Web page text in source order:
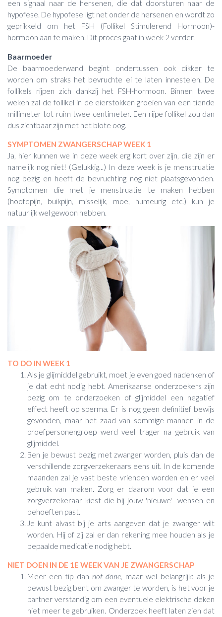
een signaal naar de hersenen, die dat doorsturen naar de
hypofese. De hypofese ligt net onder de hersenen en wordt zo
geprikkeld om het FSH (Follikel Stimulerend Hormoon)-
hormoon aan te maken. Dit proces gaat in week 2 verder.
Baarmoeder
De baarmoederwand begint ondertussen ook dikker te
worden om straks het bevruchte ei te laten innestelen. De
follikels rijpen zich dankzij het FSH-hormoon. Binnen twee
weken zal de follikel in de eierstokken groeien van een tiende
millimeter tot ruim twee centimeter. Een rijpe follikel zou dan
dus zichtbaar zijn met het blote oog.
SYMPTOMEN ZWANGERSCHAP WEEK 1
Ja, hier kunnen we in deze week erg kort over zijn, die zijn er
namelijk nog niet! (Gelukkig...) In deze week is je menstruatie
nog bezig en heeft de bevruchting nog niet plaatsgevonden.
Symptomen die met je menstruatie te maken hebben
(hoofdpijn, buikpijn, misselijk, moe, humeurig etc.) kun je
natuurlijk wel gewoon hebben.
TO DO IN WEEK 1
Als je glijmiddel gebruikt, moet je even goed nadenken of
je dat echt nodig hebt. Amerikaanse onderzoekers zijn
bezig om te onderzoeken of glijmiddel een negatief
effect heeft op sperma. Er is nog geen definitief bewijs
gevonden, maar het zaad van sommige mannen in de
proefpersonengroep werd veel trager na gebruik van
glijmiddel.
Ben je bewust bezig met zwanger worden, pluis dan de
verschillende zorgverzekeraars eens uit. In de komende
maanden zal je vast beste vrienden worden en er veel
gebruik van maken. Zorg er daarom voor dat je een
zorgverzekeraar kiest die bij jouw 'nieuwe' wensen en
behoeften past.
Je kunt alvast bij je arts aangeven dat je zwanger wilt
worden. Hij of zij zal er dan rekening mee houden als je
bepaalde medicatie nodig hebt.
NIET DOEN IN DE 1E WEEK VAN JE ZWANGERSCHAP
Meer een tip dan not done, maar wel belangrijk: als je
bewust bezig bent om zwanger te worden, is het voor je
partner verstandig om een eventuele elektrische deken
niet meer te gebruiken. Onderzoek heeft laten zien dat